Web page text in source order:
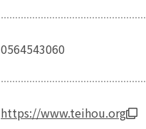
0564543060
https://www.teihou.org